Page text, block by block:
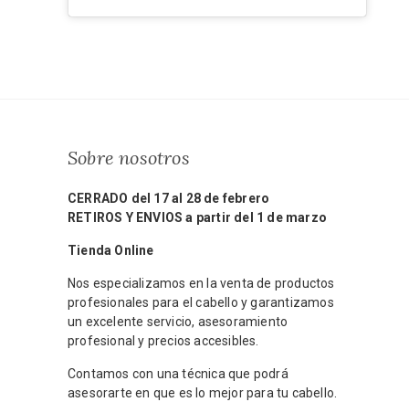
Sobre nosotros
CERRADO del 17 al 28 de febrero
RETIROS Y ENVIOS a partir del 1 de marzo
Tienda Online
Nos especializamos en la venta de productos
profesionales para el cabello y garantizamos
un excelente servicio, asesoramiento
profesional y precios accesibles.
Contamos con una técnica que podrá
asesorarte en que es lo mejor para tu cabello.